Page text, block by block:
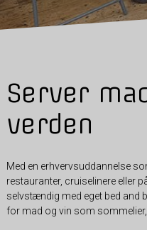
Server
verden
Med en erhvervsuddannelse
restauranter, cruiselinere eller
selvstændig med eget bed and
for mad og vin som